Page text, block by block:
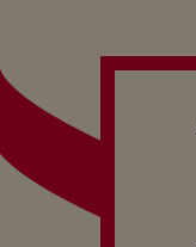
ーニュ地方のテ
ィ8か所を中心に
ウ畑は、さまざ
たしています。海
丘陵斜面で下層